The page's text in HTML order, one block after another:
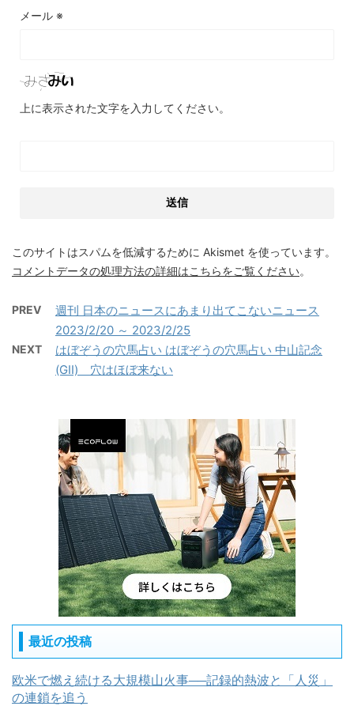
メール ※
上に表示された文字を入力してください。
このサイトはスパムを低減するために Akismet を使っています。
コメントデータの処理方法の詳細はこちらをご覧ください。
PREV
週刊 日本のニュースにあまり出てこないニュース
2023/2/20 ～ 2023/2/25
NEXT
はぼぞうの穴馬占い はぼぞうの穴馬占い 中山記念
(GII) 穴はほぼ来ない
最近の投稿
欧米で燃え続ける大規模山火事──記録的熱波と「人災」
の連鎖を追う